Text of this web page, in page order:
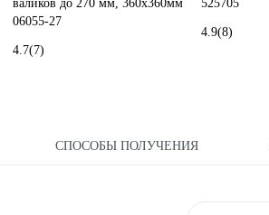
валиков до 270 мм, 360x360мм
06055-27
4.7(7)
525705
4.9(8)
СПОСОБЫ ПОЛУЧЕНИЯ